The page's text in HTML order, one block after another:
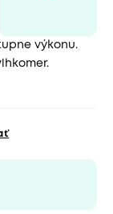
výkonu.